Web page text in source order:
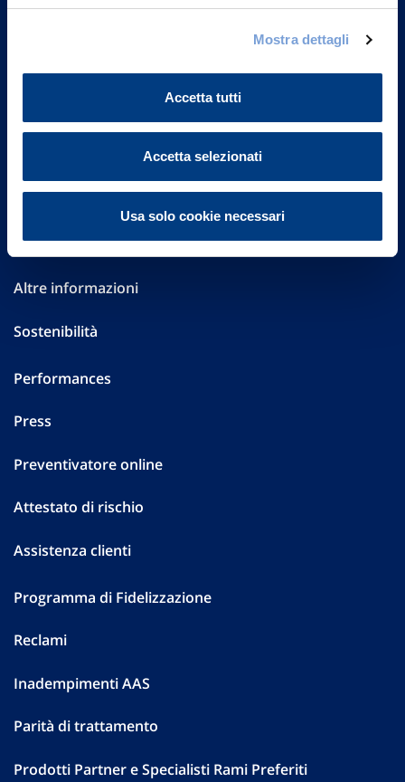
Mostra dettagli
Accetta tutti
Accetta selezionati
Usa solo cookie necessari
Via Ignazio Gardella, 2
Investor Relations
Altre informazioni
Sostenibilità
Performances
Press
Preventivatore online
Attestato di rischio
Assistenza clienti
Programma di Fidelizzazione
Reclami
Inadempimenti AAS
Parità di trattamento
Prodotti Partner e Specialisti Rami Preferiti